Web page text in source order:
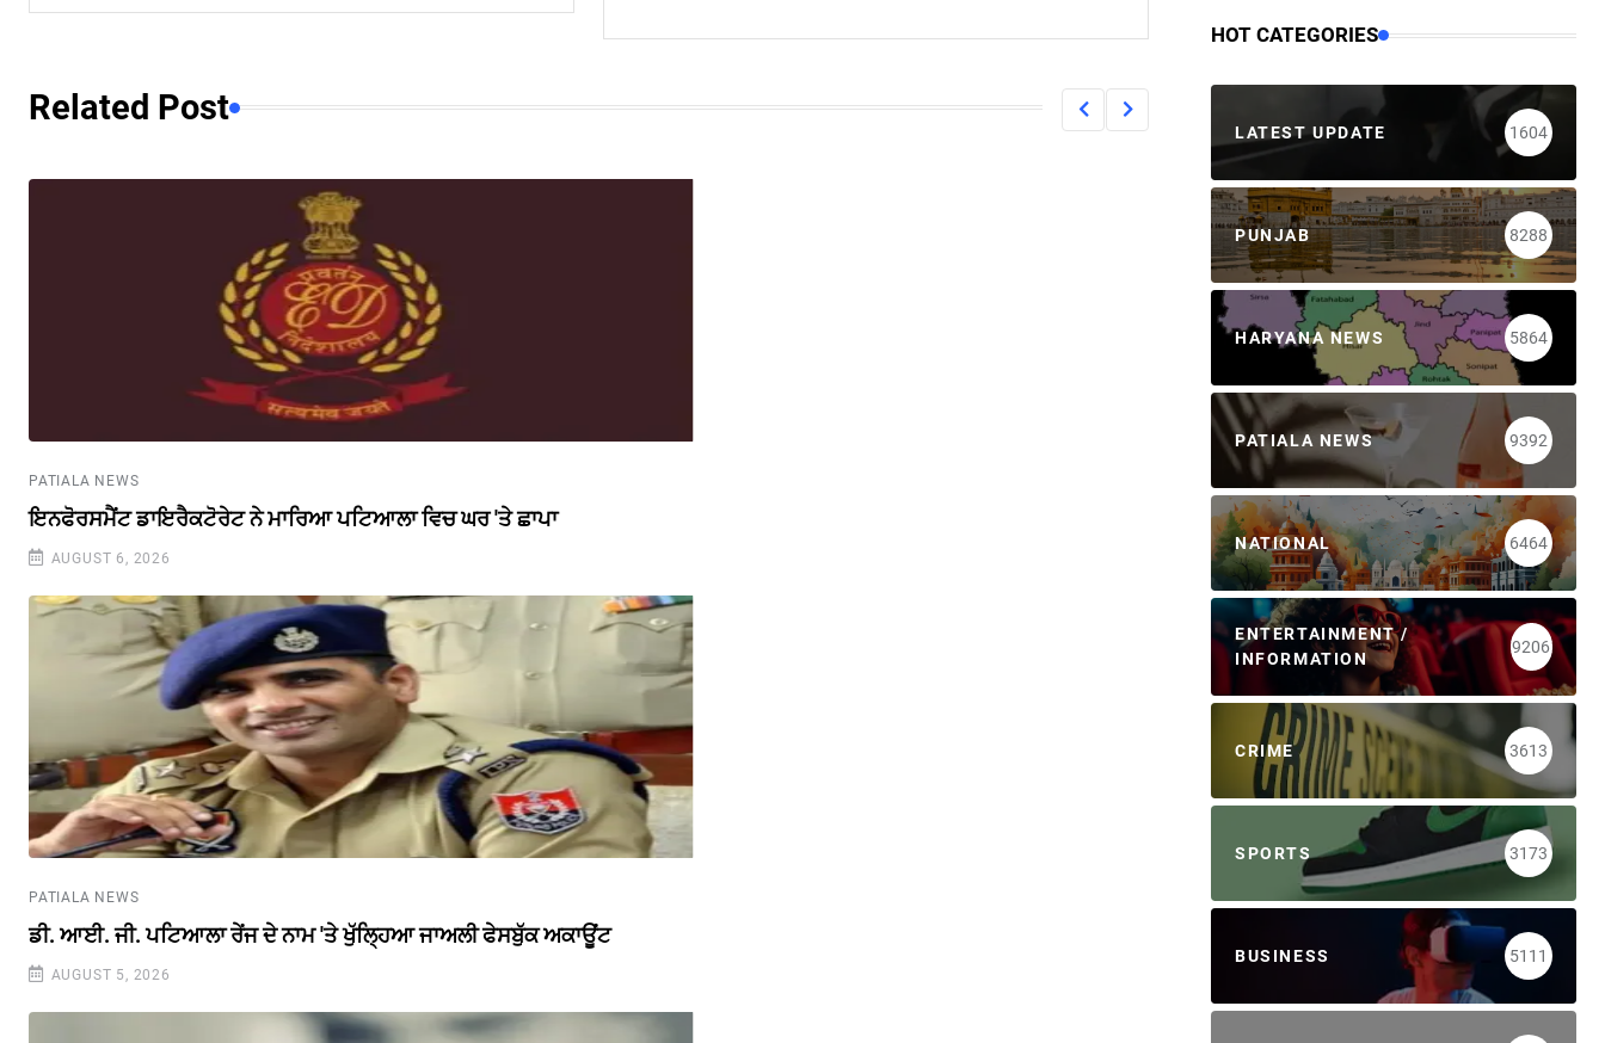
Related Post
PATIALA NEWS
ਇਨਫੋਰਸਮੈਂਟ ਡਾਇਰੈਕਟੋਰੇਟ ਨੇ ਮਾਰਿਆ ਪਟਿਆਲਾ ਵਿਚ ਘਰ 'ਤੇ ਛਾਪਾ
AUGUST 6, 2026
PATIALA NEWS
ਡੀ. ਆਈ. ਜੀ. ਪਟਿਆਲਾ ਰੇਂਜ ਦੇ ਨਾਮ 'ਤੇ ਖੁੱਲ੍ਹਿਆ ਜਾਅਲੀ ਫੇਸਬੁੱਕ ਅਕਾਊਂਟ
AUGUST 5, 2026
HOT CATEGORIES
LATEST UPDATE 1604
PUNJAB 8288
HARYANA NEWS 5864
PATIALA NEWS 9392
NATIONAL 6464
ENTERTAINMENT /
INFORMATION
9206
CRIME 3613
SPORTS 3173
BUSINESS 5111